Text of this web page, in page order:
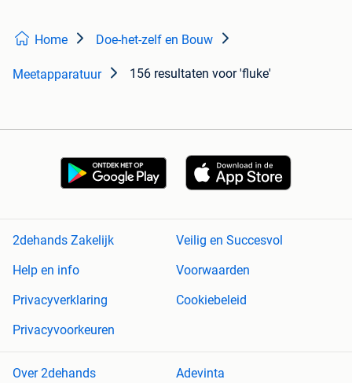
Home Doe-het-zelf en Bouw
Meetapparatuur 156 resultaten voor 'fluke'
2dehands Zakelijk
Veilig en Succesvol
Help en info
Voorwaarden
Privacyverklaring
Cookiebeleid
Privacyvoorkeuren
Over 2dehands Adevinta